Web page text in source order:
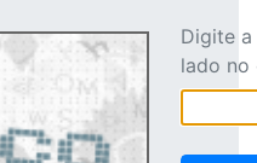
Digite
lado no